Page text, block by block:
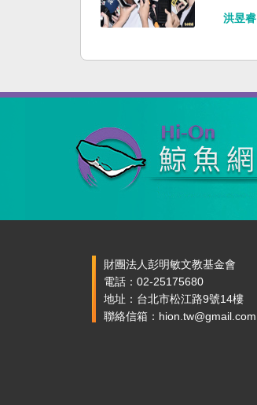
洪昱睿
財團法人彭明敏文教基金會
電話：02-25175680
地址：台北市松江路9號14樓
聯絡信箱：hion.tw@gmail.com